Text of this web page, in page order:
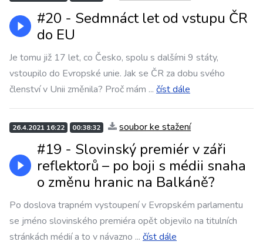
#20 - Sedmnáct let od vstupu ČR
do EU
Je tomu již 17 let, co Česko, spolu s dalšími 9 státy,
vstoupilo do Evropské unie. Jak se ČR za dobu svého
členství v Unii změnila? Proč mám ... číst dále
26.4.2021 16:22 00:38:32 soubor ke stažení
#19 - Slovinský premiér v záři
reflektorů – po boji s médii snaha
o změnu hranic na Balkáně?
Po doslova trapném vystoupení v Evropském parlamentu
se jméno slovinského premiéra opět objevilo na titulních
stránkách médií a to v návazno ... číst dále